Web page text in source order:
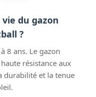
du gazon
?
8 ans. Le gazon
résistance aux
durabilité et la tenue